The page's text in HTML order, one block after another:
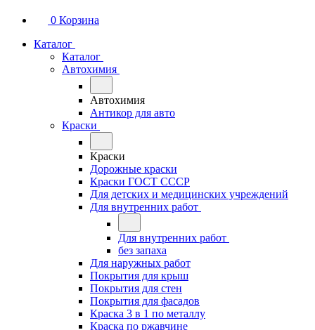
0 Корзина
Каталог
Каталог
Автохимия
Автохимия
Антикор для авто
Краски
Краски
Дорожные краски
Краски ГОСТ СССР
Для детских и медицинских учреждений
Для внутренних работ
Для внутренних работ
без запаха
Для наружных работ
Покрытия для крыш
Покрытия для стен
Покрытия для фасадов
Краска 3 в 1 по металлу
Краска по ржавчине